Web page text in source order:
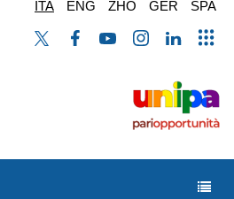
ITA ENG ZHO GER SPA